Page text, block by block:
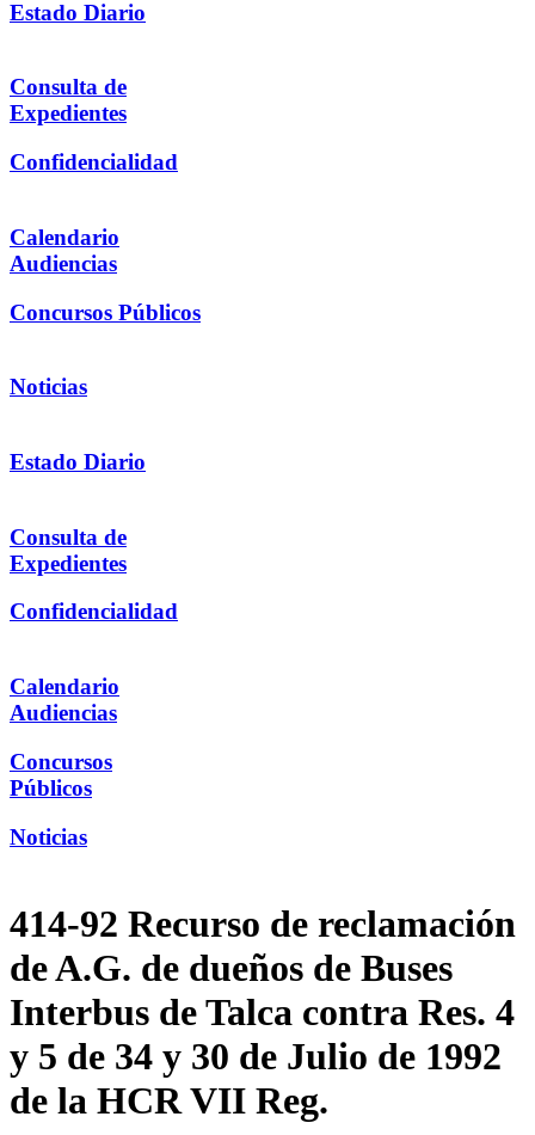
Estado Diario
Consulta de
Expedientes
Confidencialidad
Calendario
Audiencias
Concursos Públicos
Noticias
Estado Diario
Consulta de
Expedientes
Confidencialidad
Calendario
Audiencias
Concursos
Públicos
Noticias
414-92 Recurso de reclamación
de A.G. de dueños de Buses
Interbus de Talca contra Res. 4
y 5 de 34 y 30 de Julio de 1992
de la HCR VII Reg.